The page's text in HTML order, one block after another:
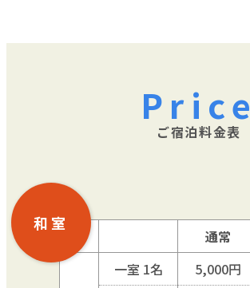
Price
ご宿泊料金表
和室
通常
一室 1名 5,000円